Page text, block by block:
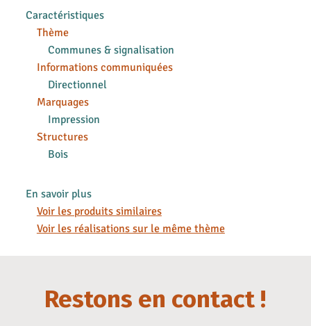
Caractéristiques
Thème
Communes & signalisation
Informations communiquées
Directionnel
Marquages
Impression
Structures
Bois
En savoir plus
Voir les produits similaires
Voir les réalisations sur le même thème
Restons en contact !